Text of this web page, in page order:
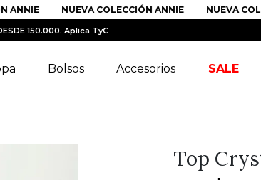
NUEVA COLECCIÓN ANNIE NUEVA
150.000. Aplica TyC
Bolsos Accesorios SALE
Top